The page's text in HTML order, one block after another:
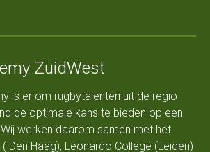
ZuidWest
is er om rugbytalenten uit de regio
de optimale kans te bieden op een
werken daarom samen met het
Den Haag), Leonardo College (Leiden)